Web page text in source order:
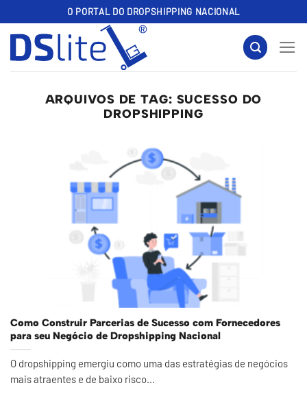
to
content
O PORTAL DO DROPSHIPPING NACIONAL
ARQUIVOS DE TAG: SUCESSO DO
DROPSHIPPING
Como Construir Parcerias de Sucesso com Fornecedores
para seu Negócio de Dropshipping Nacional
O dropshipping emergiu como uma das estratégias de negócios
mais atraentes e de baixo risco...